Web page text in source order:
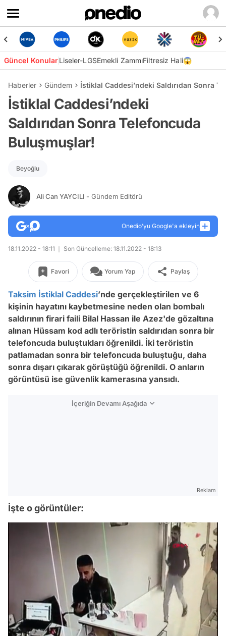
Güncel KonularLiseler-LGSEmekli ZammıFiltresiz Hali😱
Haberler Gündem İstiklal Caddesi’ndeki Saldırıdan Sonra
İstiklal Caddesi’ndeki
Saldırıdan Sonra Telefoncuda
Buluşmuşlar!
Beyoğlu
Ali Can YAYCILI - Gündem Editörü
Onedio’yu Google'a ekleyin
18.11.2022 - 18:11 Son Güncelleme: 18.11.2022 - 18:13
Favori Yorum Yap Paylaş
Taksim İstiklal Caddesi’nde gerçekleştirilen ve 6
kişinin hayatını kaybetmesine neden olan bombalı
saldırının firari faili Bilal Hassan ile Azez'de gözaltına
alınan Hüssam kod adlı teröristin saldırıdan sonra bir
telefoncuda buluştukları öğrenildi. İki teröristin
patlamadan sonra bir telefoncuda buluştuğu, daha
sonra dışarı çıkarak görüştüğü öğrenildi. O anların
görüntüsü ise güvenlik kamerasına yansıdı.
İçeriğin Devamı Aşağıda
Reklam
İşte o görüntüler:
/